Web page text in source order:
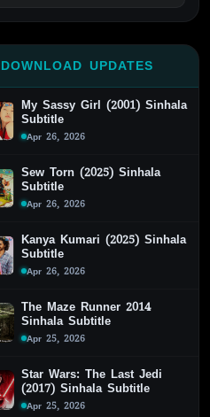
DOWNLOAD UPDATES
My Sassy Girl (2001) Sinhala
Subtitle
Apr 26, 2026
Sew Torn (2025) Sinhala
Subtitle
Apr 26, 2026
Kanya Kumari (2025) Sinhala
Subtitle
Apr 26, 2026
The Maze Runner 2014
Sinhala Subtitle
Apr 25, 2026
Star Wars: The Last Jedi
(2017) Sinhala Subtitle
Apr 25, 2026